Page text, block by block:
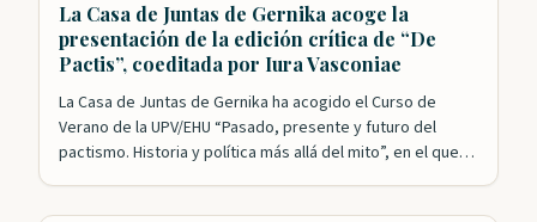
La Casa de Juntas de Gernika acoge la
presentación de la edición crítica de “De
Pactis”, coeditada por Iura Vasconiae
La Casa de Juntas de Gernika ha acogido el Curso de
Verano de la UPV/EHU “Pasado, presente y futuro del
pactismo. Historia y política más allá del mito”, en el que